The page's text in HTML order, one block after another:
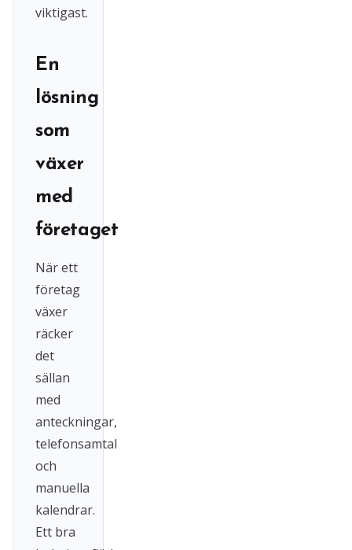
viktigast.
En
lösning
som
växer
med
företaget
När ett
företag
växer
räcker
det
sällan
med
anteckningar,
telefonsamtal
och
manuella
kalendrar.
Ett bra